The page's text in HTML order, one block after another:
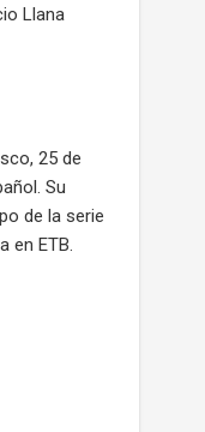
Llana
25 de
Su
de la serie
en ETB.